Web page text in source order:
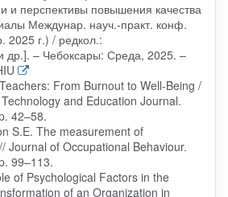
и перспективы повышения качества
Междунар. науч.-практ. конф.
2025 г.) / редкол.:
др.]. – Чебоксары: Среда, 2025. –
From Burnout to Well-Being /
and Education Journal.
42–58.
S.E. The measurement of
Journal of Occupational Behaviour.
99–113.
of Psychological Factors in the
of an Organization in